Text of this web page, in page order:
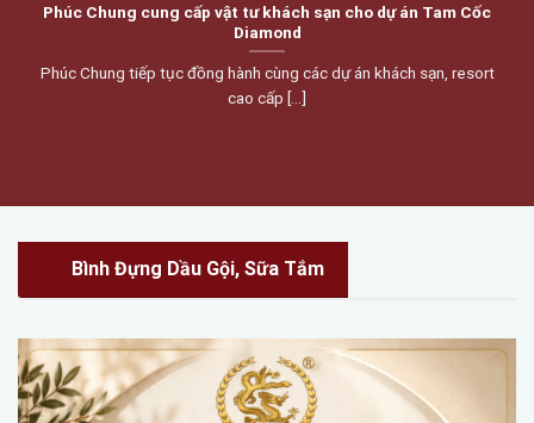
Phúc Chung cung cấp vật tư khách sạn cho dự án Tam Cốc
Diamond
Phúc Chung tiếp tục đồng hành cùng các dự án khách sạn, resort
cao cấp [...]
Bình Đựng Dầu Gội, Sữa Tắm